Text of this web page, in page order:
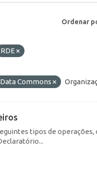
Ordenar
RDE
Commons
tipos de operações,